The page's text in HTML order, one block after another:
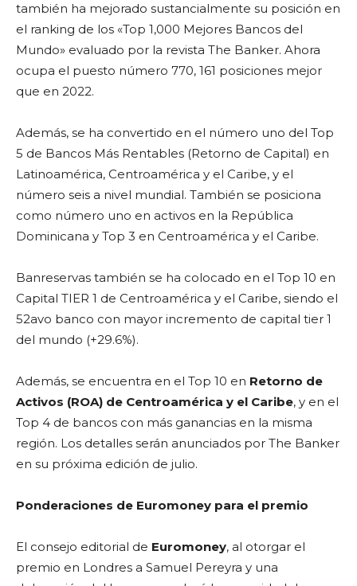
también ha mejorado sustancialmente su posición en
el ranking de los «Top 1,000 Mejores Bancos del
Mundo» evaluado por la revista The Banker. Ahora
ocupa el puesto número 770, 161 posiciones mejor
que en 2022.
Además, se ha convertido en el número uno del Top
5 de Bancos Más Rentables (Retorno de Capital) en
Latinoamérica, Centroamérica y el Caribe, y el
número seis a nivel mundial. También se posiciona
como número uno en activos en la República
Dominicana y Top 3 en Centroamérica y el Caribe.
Banreservas también se ha colocado en el Top 10 en
Capital TIER 1 de Centroamérica y el Caribe, siendo el
52avo banco con mayor incremento de capital tier 1
del mundo (+29.6%).
Además, se encuentra en el Top 10 en Retorno de
Activos (ROA) de Centroamérica y el Caribe, y en el
Top 4 de bancos con más ganancias en la misma
región. Los detalles serán anunciados por The Banker
en su próxima edición de julio.
Ponderaciones de Euromoney para el premio
El consejo editorial de Euromoney, al otorgar el
premio en Londres a Samuel Pereyra y una